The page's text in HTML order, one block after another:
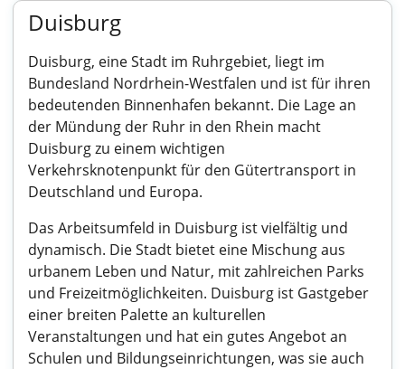
Duisburg
Duisburg, eine Stadt im Ruhrgebiet, liegt im
Bundesland Nordrhein-Westfalen und ist für ihren
bedeutenden Binnenhafen bekannt. Die Lage an
der Mündung der Ruhr in den Rhein macht
Duisburg zu einem wichtigen
Verkehrsknotenpunkt für den Gütertransport in
Deutschland und Europa.
Das Arbeitsumfeld in Duisburg ist vielfältig und
dynamisch. Die Stadt bietet eine Mischung aus
urbanem Leben und Natur, mit zahlreichen Parks
und Freizeitmöglichkeiten. Duisburg ist Gastgeber
einer breiten Palette an kulturellen
Veranstaltungen und hat ein gutes Angebot an
Schulen und Bildungseinrichtungen, was sie auch